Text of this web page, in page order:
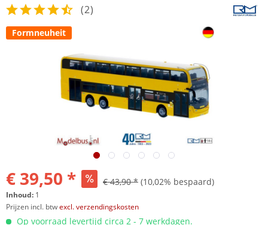
(2)
Formneuheit
€ 39,50 * € 43,90 * (10,02% bespaard)
Inhoud: 1
Prijzen incl. btwexcl. verzendingskosten
Op voorraad levertijd circa 2 - 7 werkdagen.